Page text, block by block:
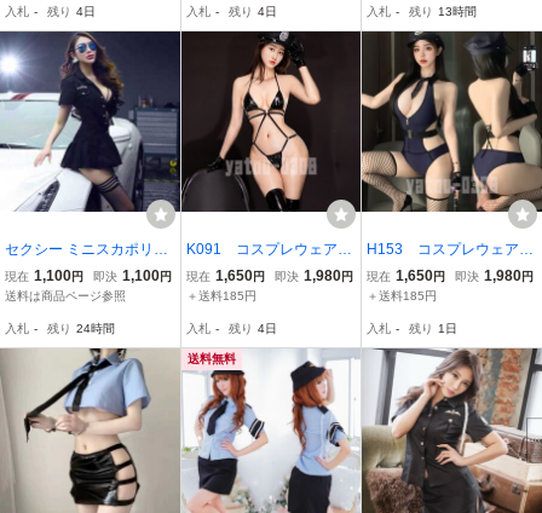
シーランジェリー ナイ
トウェア
入札 - 残り 4日
シーランジェリー ナイ
入札 - 残り 4日 入札 - 残り 13時間
セクシー ミニスカポリス
婦人警官 コスチューム ハ
ロウィン コスプレ衣装 I-2
現在 1,100円 即決 1,100円
送料は商品ページ参照
入札 - 残り 24時間
K091 コスプレウェア
悩殺 エナメル ハイレ
グ レオタード 婦警
ランジェリー ナイトウ
ェア
現在 1,650円 即決 1,980円
＋送料185円
入札 - 残り 4日
H153 コスプレウェア
悩殺 胸開き ネクタ
イ ハイレグレオター
ジェリー スポーツウェ
ア ナイトウエア
現在 1,650円 即決 1,980円
＋送料185円
入札 - 残り 1日
送料無料